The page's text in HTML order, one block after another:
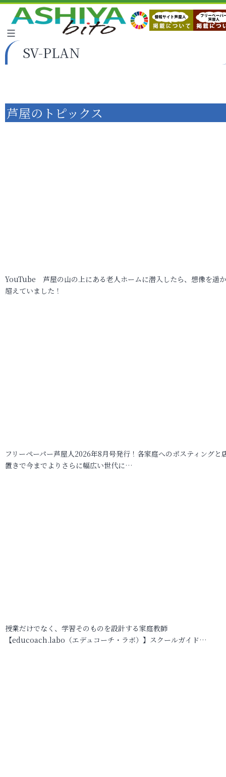
SV-PLAN
芦屋のトピックス
YouTube 芦屋の山の上にある老人ホームに潜入したら、想像を遥
超えていました！
フリーペーパー芦屋人2026年8月号発行！各家庭へのポスティングと
置きで今までよりさらに幅広い世代に…
授業だけでなく、学習そのものを設計する家庭教師
【educoach.labo（エデュコーチ・ラボ）】スクールガイド…